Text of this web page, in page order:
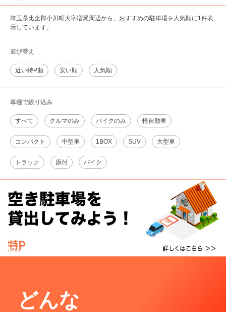
埼玉県比企郡小川町大字増尾周辺から、おすすめの駐車場を人気順に1件表
示しています。
並び替え
近い特P順 安い順 人気順
車種で絞り込み
すべて クルマのみ バイクのみ 軽自動車
コンパクト 中型車 1BOX SUV 大型車
トラック 原付 バイク
どんな